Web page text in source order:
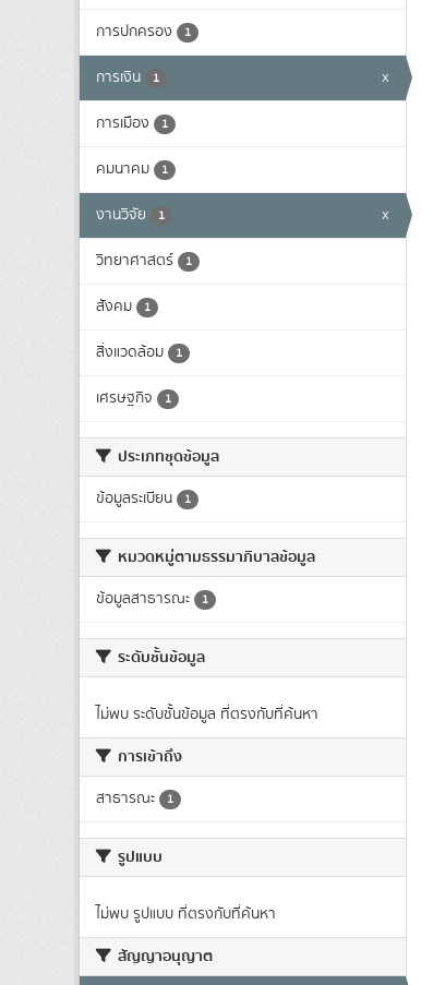
การปกครอง 1
การเงิน 1 x
การเมือง 1
คมนาคม 1
งานวิจัย 1 x
วิทยาศาสตร์ 1
สังคม 1
สิ่งแวดล้อม 1
เศรษฐกิจ 1
ประเภทชุดข้อมูล
ข้อมูลระเบียน 1
หมวดหมู่ตามธรรมาภิบาลข้อมูล
ข้อมูลสาธารณะ 1
ระดับชั้นข้อมูล
ไม่พบ ระดับชั้นข้อมูล ที่ตรงกับที่ค้นหา
การเข้าถึง
สาธารณะ 1
รูปแบบ
ไม่พบ รูปแบบ ที่ตรงกับที่ค้นหา
สัญญาอนุญาต